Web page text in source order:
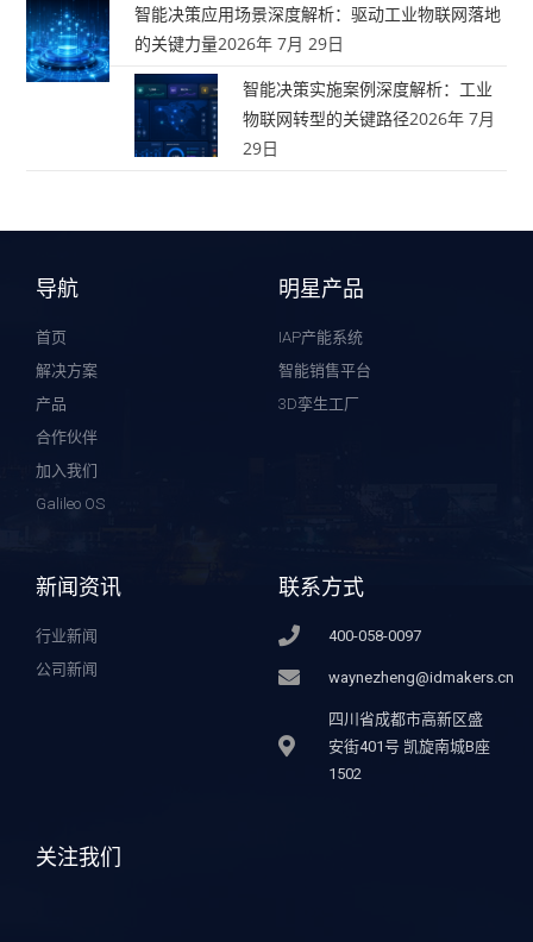
智能决策应用场景深度解析：驱动工业物联网落地
的关键力量2026年 7月 29日
智能决策实施案例深度解析：工业
物联网转型的关键路径2026年 7月
29日
导航
首页
解决方案
产品
合作伙伴
加入我们
Galileo OS
明星产品
IAP产能系统
智能销售平台
3D孪生工厂
新闻资讯
行业新闻
公司新闻
联系方式
400-058-0097
waynezheng@idmakers.cn
四川省成都市高新区盛
安街401号 凯旋南城B座
1502
关注我们